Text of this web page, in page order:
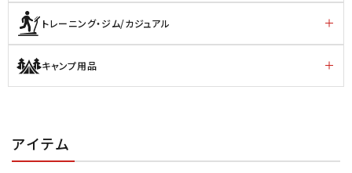
トレーニング・ジム/カジュアル
キャンプ用品
アイテム